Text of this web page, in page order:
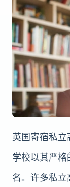
英国寄宿私
学校以其严格
名。许多私